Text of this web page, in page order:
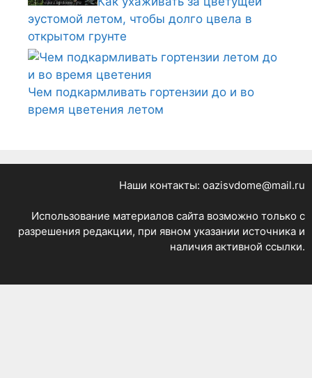
эустомой летом, чтобы долго цвела в
открытом грунте
Чем подкармливать гортензии до и во
время цветения летом
Наши контакты: oazisvdome@mail.ru
Использование материалов сайта возможно только с
разрешения редакции, при явном указании источника и
наличия активной ссылки.